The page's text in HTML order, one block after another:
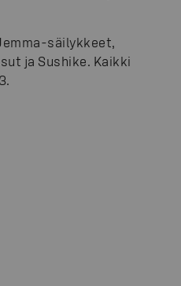
säilykkeet,
ja Sushike. Kaikki